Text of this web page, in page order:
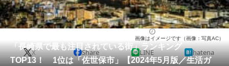
住まい 教育・育児
動物 リサーチ
会員記事
「長崎県で最も注目されている街」ランキング
TOP13！ 1位は「佐世保市」【2024年5月版／生活ガ
画像はイメージです（画像：写真AC）
X Share LINE hatena